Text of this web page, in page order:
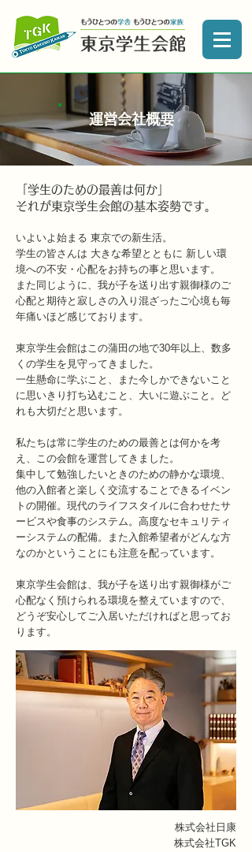
​運営会社概要
「学生のための最善は何か」
それが東京学生会館の基本姿勢です。
いよいよ始まる 東京での新生活。
学生の皆さんは 大きな希望とともに 新しい環
境への不安・心配をお持ちの事と思います。
また同じように、我が子を送り出す親御様のご
心配と期待と寂しさの入り混ざったご心境も毎
年痛いほど感じております。
東京学生会館はこの蒲田の地で30年以上、数多
くの学生を見守ってきました。
一生懸命に学ぶこと、また今しかできないこと
に思いきり打ち込むこと、大いに遊ぶこと。ど
れも大切だと思います。
私たちは常に学生のための最善とは何かを考
え、この会館を運営してきました。
集中して勉強したいときのための静かな環境、
他の入館者と楽しく交流することできるイベン
トの開催。現代のライフスタイルに合わせたサ
ービスや食事のシステム。高度なセキュリティ
ーシステムの配備。また入館希望者がどんな方
なのかということにも注意を配っています。
東京学生会館は、我が子を送り出す親御様がご
心配なく預けられる環境を整えていますので、
どうぞ安心してご入居いただければと思ってお
ります。
株式会社日康
株式会社TGK